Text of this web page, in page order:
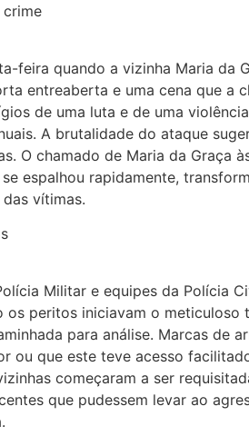
feira quando a vizinha Maria
entreaberta e uma cena que a
de uma luta e de uma
A brutalidade do ataque
O chamado de Maria da Graça
espalhou rapidamente,
vítimas.
Militar e equipes da Polícia
os peritos iniciavam o
para análise. Marcas
ou que este teve acesso
começaram a ser
que pudessem levar ao